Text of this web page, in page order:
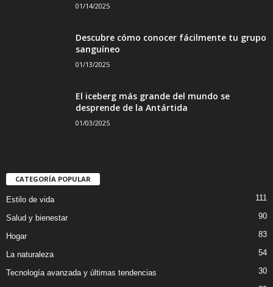
01/14/2025
Descubre cómo conocer fácilmente tu grupo
sanguíneo
01/13/2025
El iceberg más grande del mundo se
desprende de la Antártida
01/03/2025
CATEGORÍA POPULAR
Estilo de vida 111
Salud y bienestar 90
Hogar 83
La naturaleza 54
Tecnología avanzada y últimas tendencias 30